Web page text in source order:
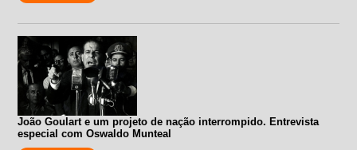
João Goulart e um projeto de nação interrompido. Entrevista
especial com Oswaldo Munteal